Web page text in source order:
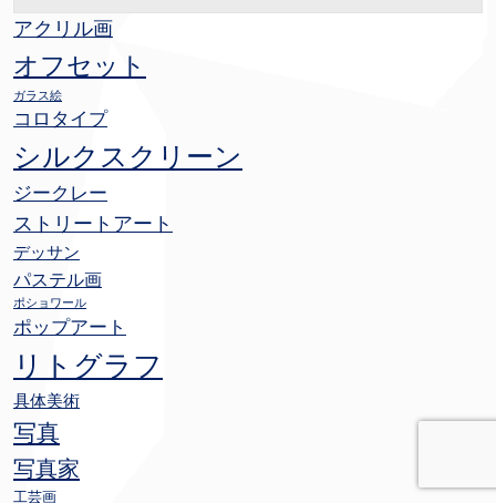
アクリル画
オフセット
ガラス絵
コロタイプ
シルクスクリーン
ジークレー
ストリートアート
デッサン
パステル画
ポショワール
ポップアート
リトグラフ
具体美術
写真
写真家
工芸画